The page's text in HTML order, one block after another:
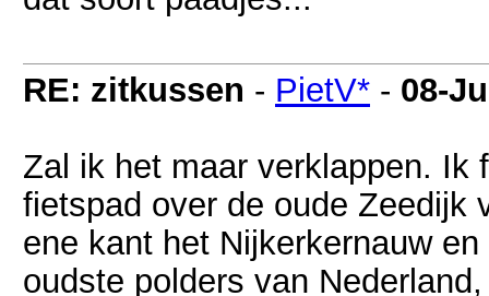
RE: zitkussen - PietV* - 08-
Zal ik het maar verklappen. Ik
fietspad over de oude Zeedijk
ene kant het Nijkerkernauw
oudste polders van